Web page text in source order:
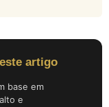
artigo
base em
e